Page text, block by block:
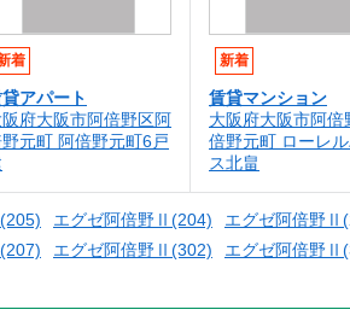
着
アパート
阪府大阪市阿倍野区阿
元町 阿倍野元町6戸
新着
賃貸マンション
大阪府大阪市阿倍
倍野元町 ローレ
ス北畠
エグゼ阿倍野Ⅱ(204)
エグゼ阿倍野
エグゼ阿倍野Ⅱ(302)
エグゼ阿倍野